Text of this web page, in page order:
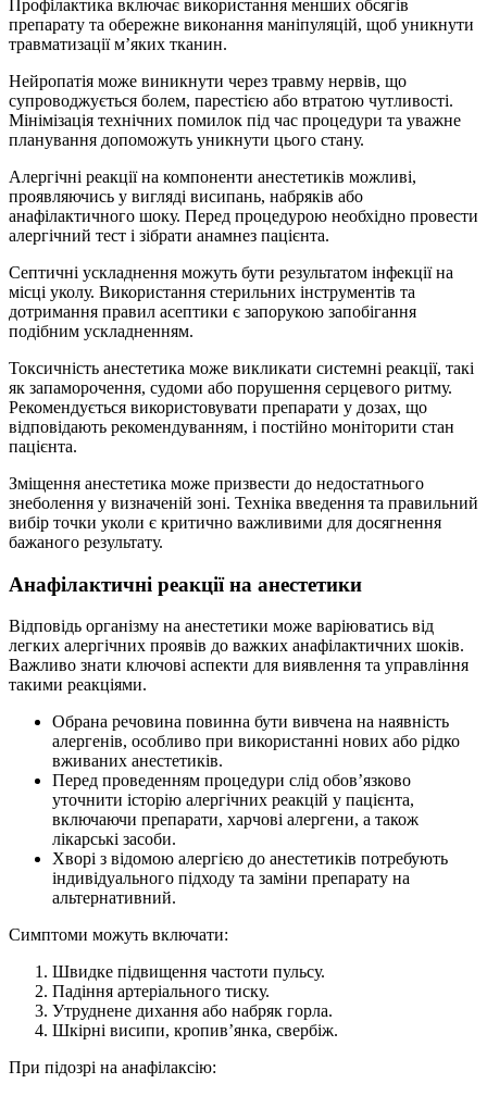
Профілактика включає використання менших обсягів
препарату та обережне виконання маніпуляцій, щоб уникнути
травматизації м’яких тканин.
Нейропатія може виникнути через травму нервів, що
супроводжується болем, парестією або втратою чутливості.
Мінімізація технічних помилок під час процедури та уважне
планування допоможуть уникнути цього стану.
Алергічні реакції на компоненти анестетиків можливі,
проявляючись у вигляді висипань, набряків або
анафілактичного шоку. Перед процедурою необхідно провести
алергічний тест і зібрати анамнез пацієнта.
Септичні ускладнення можуть бути результатом інфекції на
місці уколу. Використання стерильних інструментів та
дотримання правил асептики є запорукою запобігання
подібним ускладненням.
Токсичність анестетика може викликати системні реакції, такі
як запаморочення, судоми або порушення серцевого ритму.
Рекомендується використовувати препарати у дозах, що
відповідають рекомендуванням, і постійно моніторити стан
пацієнта.
Зміщення анестетика може призвести до недостатнього
знеболення у визначеній зоні. Техніка введення та правильний
вибір точки уколи є критично важливими для досягнення
бажаного результату.
Анафілактичні реакції на анестетики
Відповідь організму на анестетики може варіюватись від
легких алергічних проявів до важких анафілактичних шоків.
Важливо знати ключові аспекти для виявлення та управління
такими реакціями.
Обрана речовина повинна бути вивчена на наявність
алергенів, особливо при використанні нових або рідко
вживаних анестетиків.
Перед проведенням процедури слід обов’язково
уточнити історію алергічних реакцій у пацієнта,
включаючи препарати, харчові алергени, а також
лікарські засоби.
Хворі з відомою алергією до анестетиків потребують
індивідуального підходу та заміни препарату на
альтернативний.
Симптоми можуть включати:
Швидке підвищення частоти пульсу.
Падіння артеріального тиску.
Утруднене дихання або набряк горла.
Шкірні висипи, кропив’янка, свербіж.
При підозрі на анафілаксію: